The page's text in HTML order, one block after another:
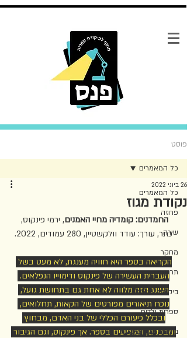
פוסט
כל המאמרים
פרוזה
שירה
מחקר
תרגום
ביקורת צעירה
ספרות ילדים
ביקורת על הביקורת
כל המאמרים
נקודת מגוז
26 ביוני 2022
החמדנים: קומדיה מחיי האמנים, ירמי פינקוס,
כתר, עורך: עודד וולקשטיין, 280 עמודים, 2022.
הקריאה בספר היא חוויה מענגת, לא מעט בשל
העברית העשירה של פינקוס ודימוייו הנפלאים.
העונג הזה מלווה לא אחת גם בתחושת גועל,
נוכח תיאורים מפורטים של הקאות, תחלואים,
ובכלל כיעורם הכללי של בני האדם, מבחוץ
ומבפנים, המופיעים בספר. אך פינקוס, וגם הגיבור